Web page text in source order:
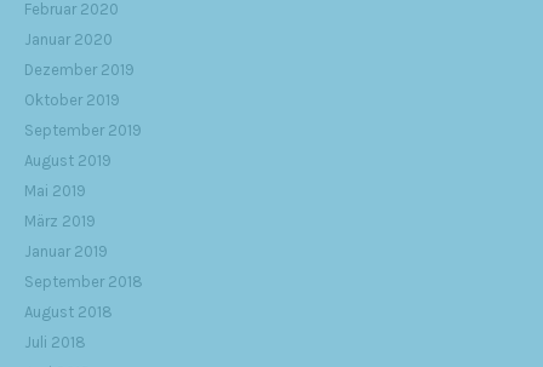
Februar 2020
Januar 2020
Dezember 2019
Oktober 2019
September 2019
August 2019
Mai 2019
März 2019
Januar 2019
September 2018
August 2018
Juli 2018